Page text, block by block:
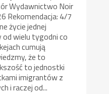
Wydawnictwo Noir
Rekomendacja: 4/7
życie jednej
od wielu tygodni co
cumują
że to
to jednostki
imigrantów z
i raczej od...